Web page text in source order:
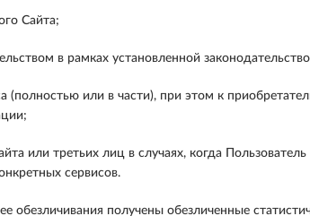
Сайта;
в рамках установленной
или в части), при этом к
или третьих лиц в случаях, когда
сервисов.
обезличивания получены обезличенные